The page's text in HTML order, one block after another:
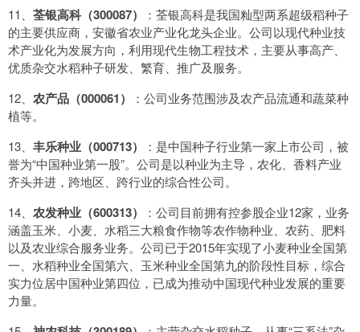
11、 荃银高科（300087）
：荃银高科是我国籼型两系超级稻种子
的主要供应商，安徽省农业产业化龙头企业。公司以现代种业技
术产业化为发展方向，利用现代生物工程技术，主要从事高产、
优质杂交水稻种子研发、繁育、推广及服务。
12、 农产品（000061）
：公司业务范围涉及农产品流通和蔬菜种
植等。
13、 丰乐种业（000713）
：是中国种子行业第一家上市公司，被
誉为“中国种业第一股”。公司是以种业为主导，农化、香料产业
齐头并进，跨地区、跨行业的综合性公司。
14、 农发种业（600313）
：公司目前拥有控参股企业12家，业务
涵盖玉米、小麦、水稻三大粮食作物等农作物种业、农药、肥料
以及农业综合服务业务。公司已于2015年实现了小麦种业全国第
一、水稻种业全国第六、玉米种业全国第九的阶段性目标，综合
实力位居中国种业第四位，已成为推动中国现代种业发展的重要
力量。